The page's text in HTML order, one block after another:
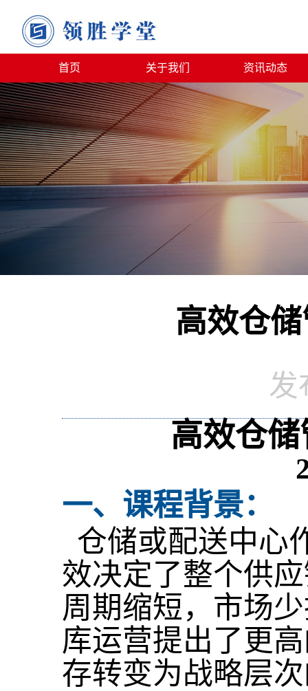
首页 关于我们 资讯动态
高效仓
发
高效仓
一、课程背景：
仓储或配送中心
效决定了整个供
周期缩短，市场
库运营提出了更
存转变为战略层